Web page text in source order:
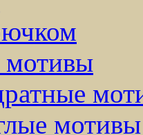
мотивы